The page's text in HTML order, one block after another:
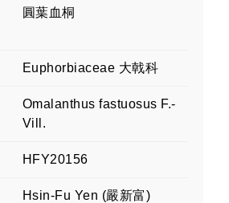
圓葉血桐
Euphorbiaceae 大戟科
Omalanthus fastuosus F.-
Vill.
HFY20156
Hsin-Fu Yen (嚴新富)